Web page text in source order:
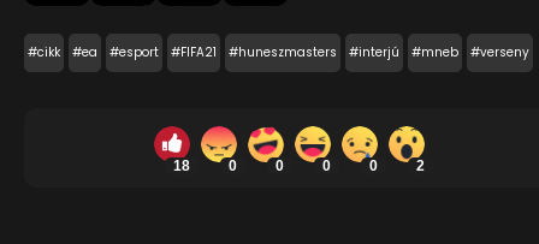
#cikk #ea #esport #FIFA21 #huneszmasters #interjú #mneb #verseny
18 0 0 0 0 2